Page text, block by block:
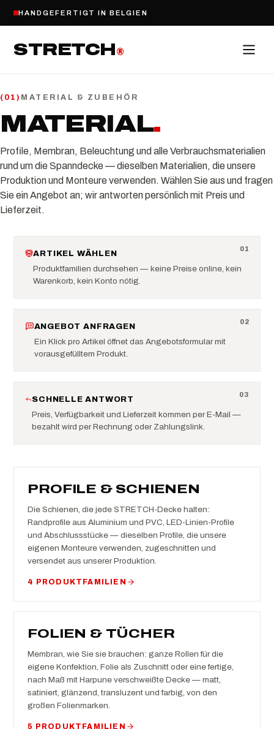
HANDGEFERTIGT IN BELGIEN
STRETCH®
( 01) MATERIAL & ZUBEHÖR
MATERIAL.
Profile, Membran, Beleuchtung und alle Verbrauchsmaterialien
rund um die Spanndecke — dieselben Materialien, die unsere
Produktion und Monteure verwenden. Wählen Sie aus und fragen
Sie ein Angebot an; wir antworten persönlich mit Preis und
Lieferzeit.
01
ARTIKEL WÄHLEN
Produktfamilien durchsehen — keine Preise online, kein
Warenkorb, kein Konto nötig.
02
ANGEBOT ANFRAGEN
Ein Klick pro Artikel öffnet das Angebotsformular mit
vorausgefülltem Produkt.
03
SCHNELLE ANTWORT
Preis, Verfügbarkeit und Lieferzeit kommen per E-Mail —
bezahlt wird per Rechnung oder Zahlungslink.
PROFILE & SCHIENEN
Die Schienen, die jede STRETCH-Decke halten:
Randprofile aus Aluminium und PVC, LED-Linien-Profile
und Abschlussstücke — dieselben Profile, die unsere
eigenen Monteure verwenden, zugeschnitten und
versendet aus unserer Produktion.
4 PRODUKTFAMILIEN
FOLIEN & TÜCHER
Membran, wie Sie sie brauchen: ganze Rollen für die
eigene Konfektion, Folie als Zuschnitt oder eine fertige,
nach Maß mit Harpune verschweißte Decke — matt,
satiniert, glänzend, transluzent und farbig, von den
großen Folienmarken.
5 PRODUKTFAMILIEN